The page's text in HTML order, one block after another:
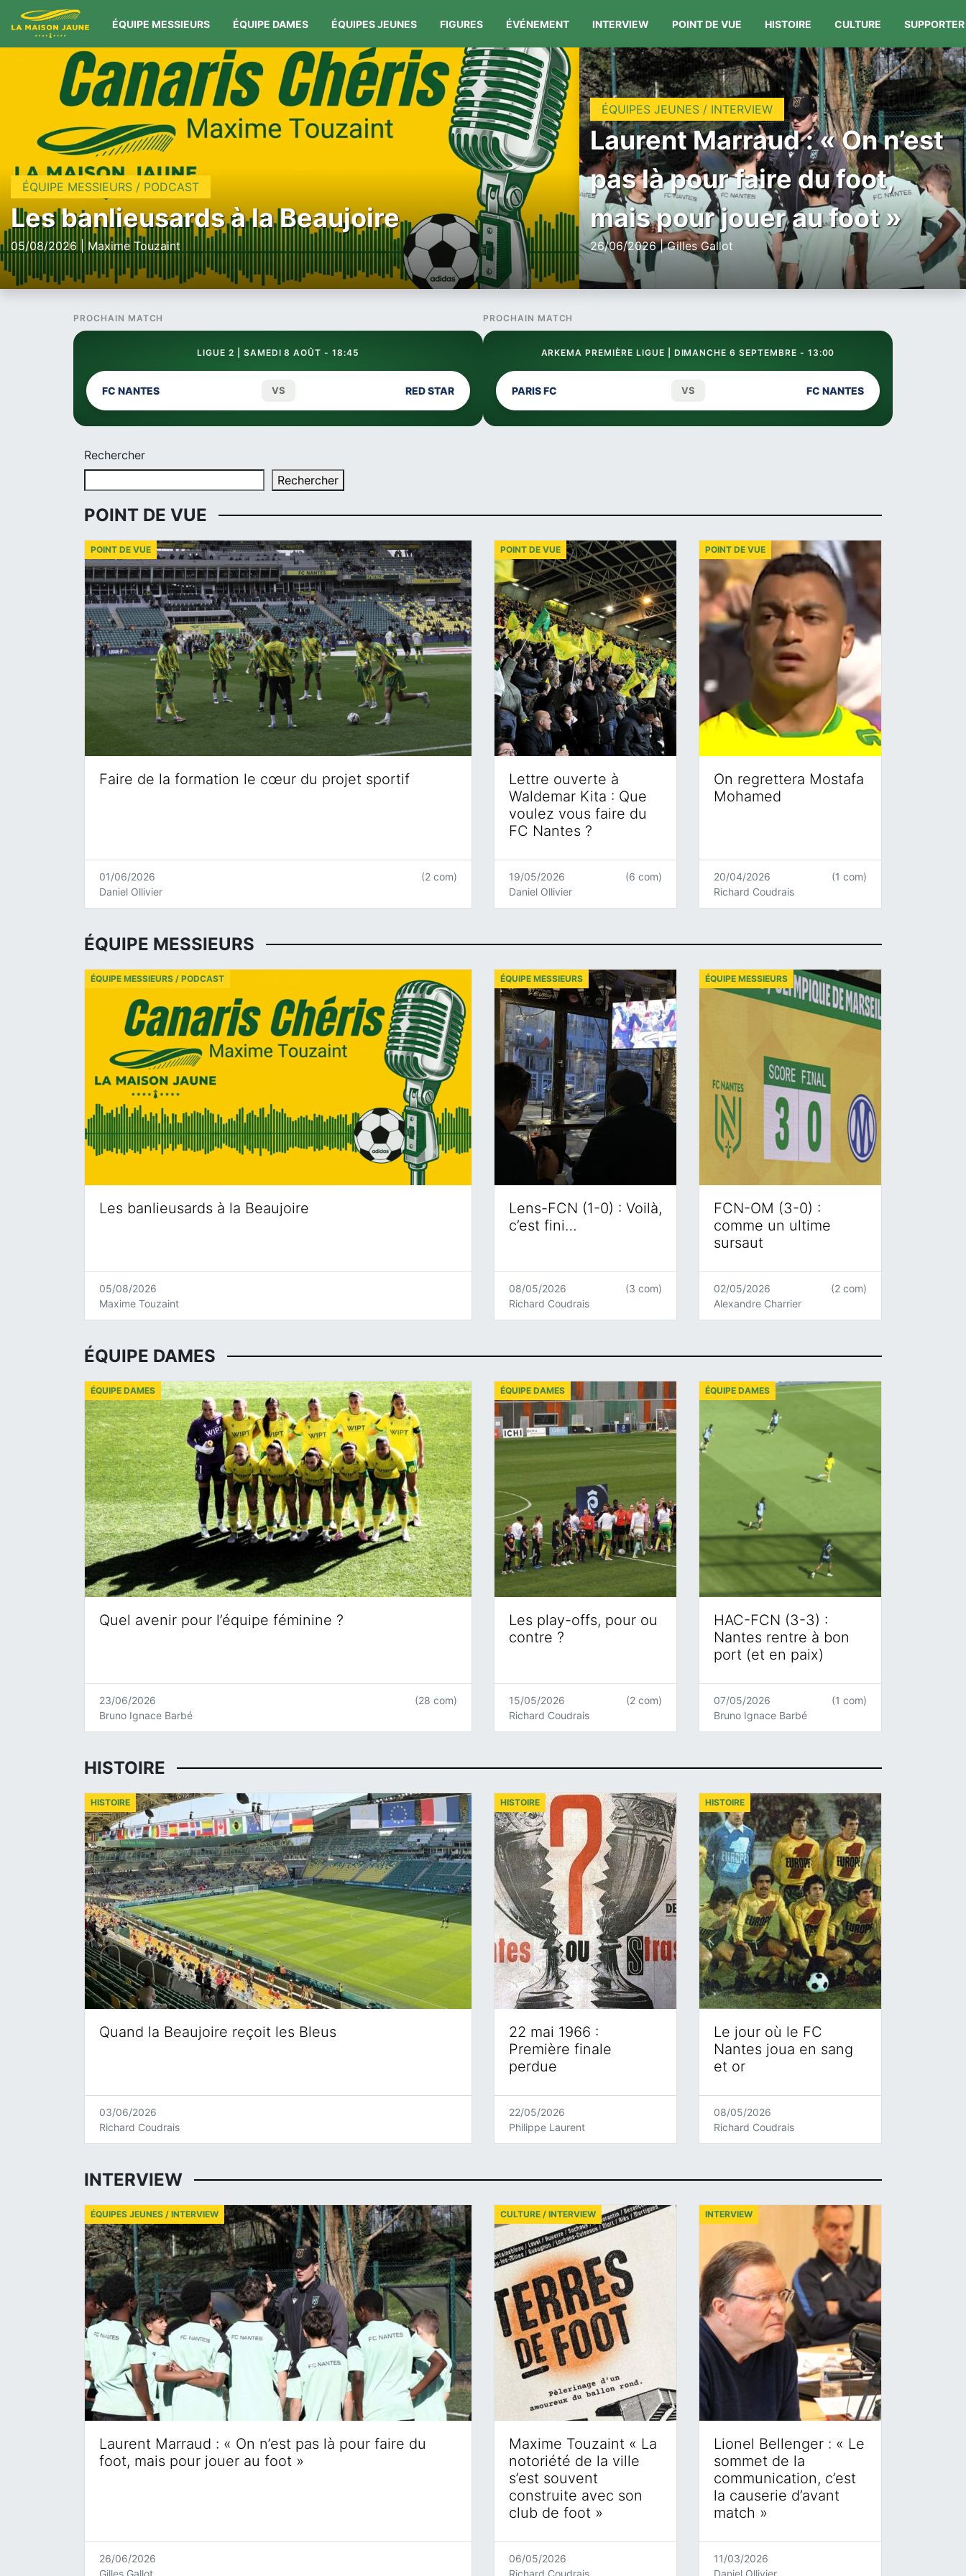
ÉQUIPE MESSIEURS ÉQUIPE DAMES ÉQUIPES JEUNES FIGURES ÉVÉNEMENT INTERVIEW POINT DE VUE HISTOIRE CULTURE SUPPORTER
ÉQUIPE MESSIEURS / PODCAST
Les banlieusards à la Beaujoire
05/08/2026 | Maxime Touzaint
ÉQUIPES JEUNES / INTERVIEW
Laurent Marraud : « On n’est
pas là pour faire du foot,
mais pour jouer au foot »
26/06/2026 | Gilles Gallot
PROCHAIN MATCH
LIGUE 2 | SAMEDI 8 AOÛT - 18:45
FC NANTES VS RED STAR
PROCHAIN MATCH
ARKEMA PREMIÈRE LIGUE | DIMANCHE 6 SEPTEMBRE - 13:00
PARIS FC VS FC NANTES
Rechercher
Rechercher
POINT DE VUE
Faire de la formation le cœur du projet sportif
POINT DE VUE
01/06/2026
Daniel Ollivier
(2 com)
Lettre ouverte à
Waldemar Kita : Que
voulez vous faire du
FC Nantes ?
POINT DE VUE
19/05/2026
Daniel Ollivier
(6 com)
On regrettera Mostafa
Mohamed
POINT DE VUE
20/04/2026
Richard Coudrais
(1 com)
ÉQUIPE MESSIEURS
Les banlieusards à la Beaujoire
ÉQUIPE MESSIEURS / PODCAST
05/08/2026
Maxime Touzaint
Lens-FCN (1-0) : Voilà,
c’est fini…
ÉQUIPE MESSIEURS
08/05/2026
Richard Coudrais
(3 com)
FCN-OM (3-0) :
comme un ultime
sursaut
ÉQUIPE MESSIEURS
02/05/2026
Alexandre Charrier
(2 com)
ÉQUIPE DAMES
Quel avenir pour l’équipe féminine ?
ÉQUIPE DAMES
23/06/2026
Bruno Ignace Barbé
(28 com)
Les play-offs, pour ou
contre ?
ÉQUIPE DAMES
15/05/2026
Richard Coudrais
(2 com)
HAC-FCN (3-3) :
Nantes rentre à bon
port (et en paix)
ÉQUIPE DAMES
07/05/2026
Bruno Ignace Barbé
(1 com)
HISTOIRE
Quand la Beaujoire reçoit les Bleus
HISTOIRE
03/06/2026
Richard Coudrais
22 mai 1966 :
Première finale
perdue
HISTOIRE
22/05/2026
Philippe Laurent
Le jour où le FC
Nantes joua en sang
et or
HISTOIRE
08/05/2026
Richard Coudrais
INTERVIEW
Laurent Marraud : « On n’est pas là pour faire du
foot, mais pour jouer au foot »
ÉQUIPES JEUNES / INTERVIEW
26/06/2026
Gilles Gallot
Maxime Touzaint « La
notoriété de la ville
s’est souvent
construite avec son
club de foot »
CULTURE / INTERVIEW
06/05/2026
Richard Coudrais
Lionel Bellenger : « Le
sommet de la
communication, c’est
la causerie d’avant
match »
INTERVIEW
11/03/2026
Daniel Ollivier